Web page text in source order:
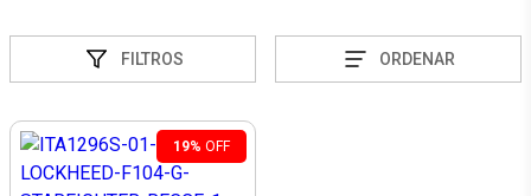
FILTROS ORDENAR
19% OFF